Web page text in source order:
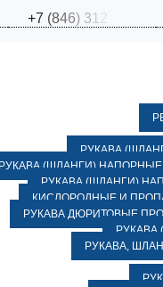
+7 (846) 31
РУКАВА
(ШЛАНГИ) НАПОРНЫЕ
РУКАВА (ШЛАНГИ)
КИСЛОРОДНЫЕ И
РУКАВА ДЮРИТОВЫЕ
РУКАВА
РУКАВА,